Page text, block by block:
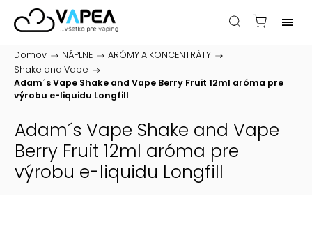
Domov / NÁPLNE / ARÓMY A KONCENTRÁTY /
Shake and Vape /
Adam´s Vape Shake and Vape Berry Fruit 12ml aróma pre
výrobu e-liquidu Longfill
Adam´s Vape Shake and Vape
Berry Fruit 12ml aróma pre
výrobu e-liquidu Longfill